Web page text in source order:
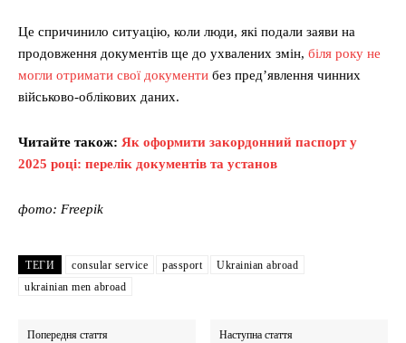
Це спричинило ситуацію, коли люди, які подали заяви на
продовження документів ще до ухвалених змін, біля року не
могли отримати свої документи без пред’явлення чинних
військово-облікових даних.
Читайте також: Як оформити закордонний паспорт у
2025 році: перелік документів та установ
фото: Freepik
ТЕГИ consular service passport
Ukrainian abroad
ukrainian men abroad
Попередня стаття Наступна стаття